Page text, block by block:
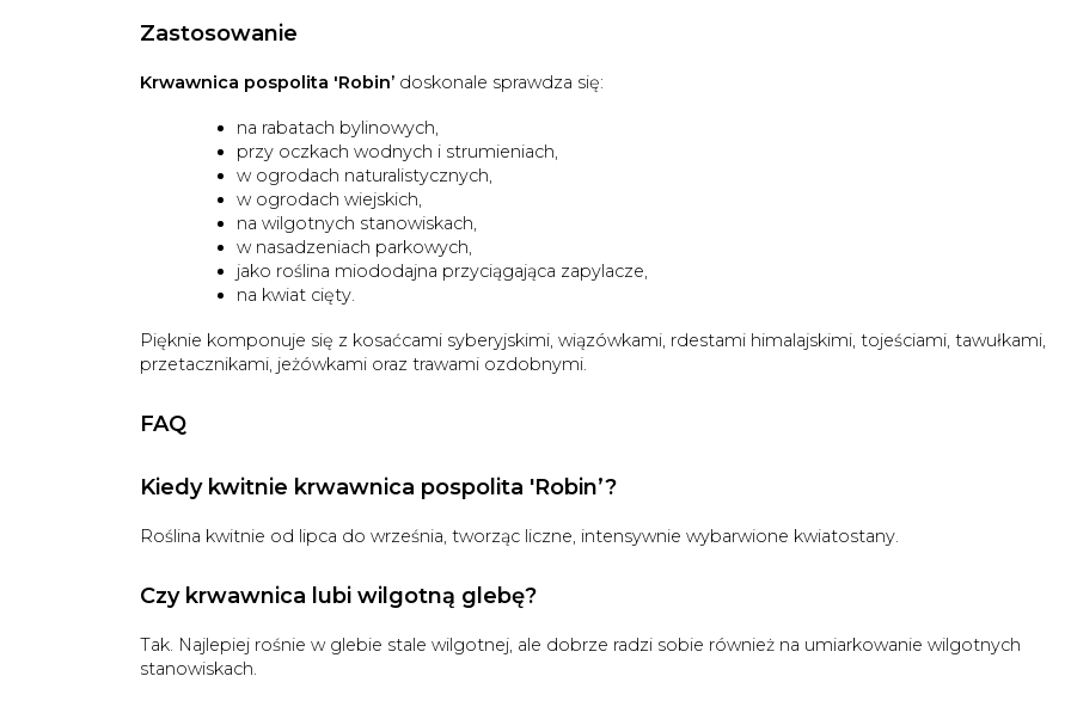
Zastosowanie
Krwawnica pospolita 'Robin’ doskonale sprawdza się:
na rabatach bylinowych,
przy oczkach wodnych i strumieniach,
w ogrodach naturalistycznych,
w ogrodach wiejskich,
na wilgotnych stanowiskach,
w nasadzeniach parkowych,
jako roślina miododajna przyciągająca zapylacze,
na kwiat cięty.
Pięknie komponuje się z kosaćcami syberyjskimi, wiązówkami, rdestami himalajskimi, tojeściami, tawułkami,
przetacznikami, jeżówkami oraz trawami ozdobnymi.
FAQ
Kiedy kwitnie krwawnica pospolita 'Robin’?
Roślina kwitnie od lipca do września, tworząc liczne, intensywnie wybarwione kwiatostany.
Czy krwawnica lubi wilgotną glebę?
Tak. Najlepiej rośnie w glebie stale wilgotnej, ale dobrze radzi sobie również na umiarkowanie wilgotnych
stanowiskach.